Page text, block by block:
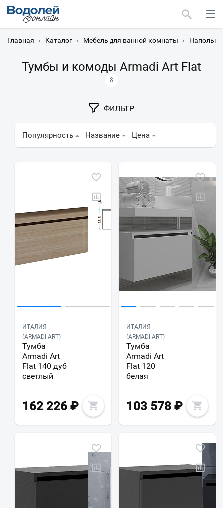
Главная › Каталог › Мебель для ванной комнаты ›
Тумбы и комоды Armadi Art Flat
8
ФИЛЬТР
Популярность Название Цена
ИТАЛИЯ
(ARMADI ART)
Тумба
Armadi Art
Flat 140 дуб
светлый
162 226 ₽
ИТАЛИЯ
(ARMADI ART)
Тумба
Armadi Art
Flat 120
белая
103 578 ₽